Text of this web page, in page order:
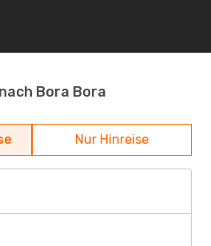
Bora Bora
Nur Hinreise